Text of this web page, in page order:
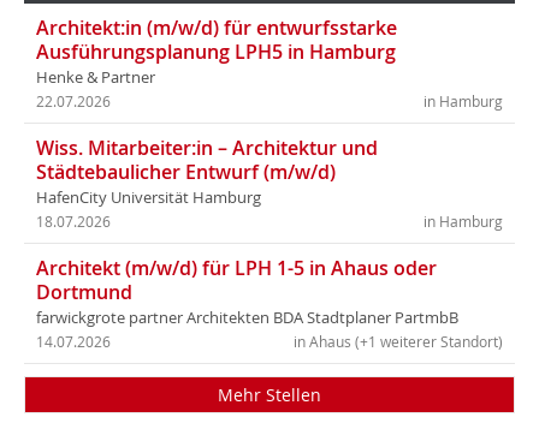
Architekt:in (m/w/d) für entwurfsstarke
Ausführungsplanung LPH5 in Hamburg
Henke & Partner
in Hamburg
22.07.2026
Wiss. Mitarbeiter:in – Architektur und
Städtebaulicher Entwurf (m/w/d)
HafenCity Universität Hamburg
in Hamburg
18.07.2026
Architekt (m/w/d) für LPH 1-5 in Ahaus oder
Dortmund
farwickgrote partner Architekten BDA Stadtplaner PartmbB
in Ahaus (+1 weiterer Standort)
14.07.2026
Mehr Stellen